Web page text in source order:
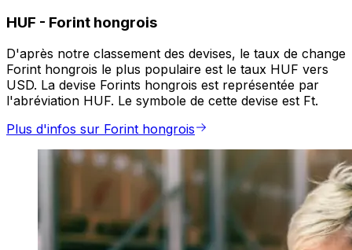
HUF - Forint hongrois
D'après notre classement des devises, le taux de change
Forint hongrois le plus populaire est le taux HUF vers
USD. La devise Forints hongrois est représentée par
l'abréviation HUF. Le symbole de cette devise est Ft.
Plus d'infos sur Forint hongrois